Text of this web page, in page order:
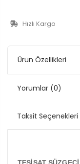
Hızlı Kargo
Ürün Özellikleri
Yorumlar (0)
Taksit Seçenekleri